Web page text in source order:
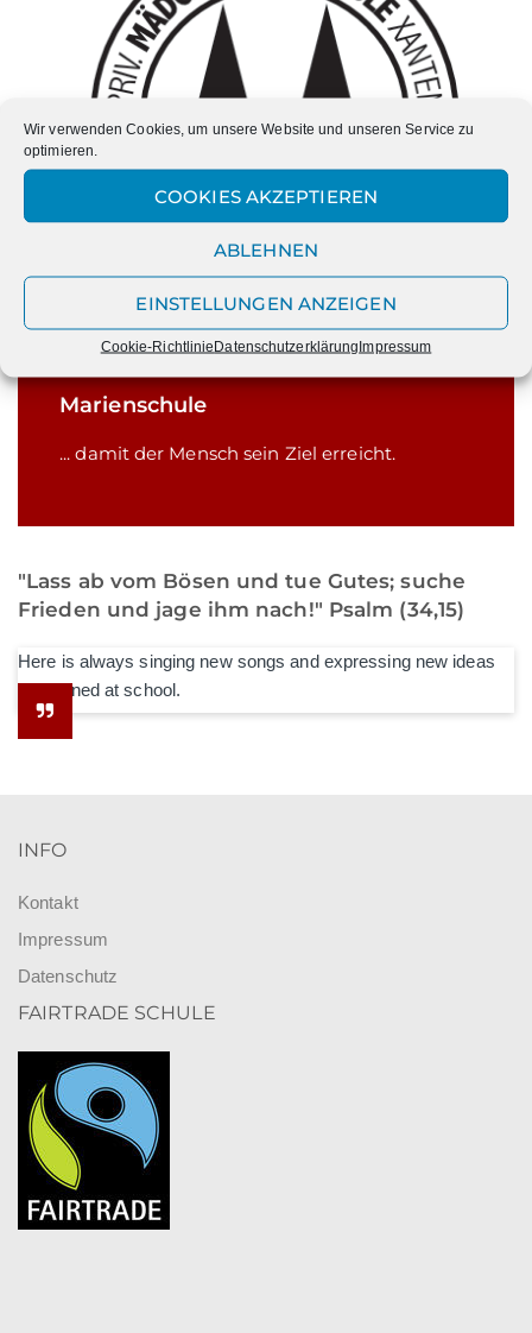
Wir verwenden Cookies, um unsere Website und unseren Service zu
optimieren.
COOKIES AKZEPTIEREN
ABLEHNEN
EINSTELLUNGEN ANZEIGEN
Cookie-RichtlinieDatenschutzerklärungImpressum
Marienschule
... damit der Mensch sein Ziel erreicht.
"Lass ab vom Bösen und tue Gutes; suche
Frieden und jage ihm nach!" Psalm (34,15)
Here is always singing new songs and expressing new ideas
he learned at school.
INFO
Kontakt
Impressum
Datenschutz
FAIRTRADE SCHULE